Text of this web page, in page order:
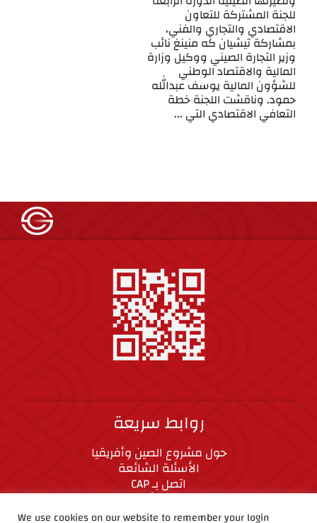
للجنة المشتركة للتعاون
الاقتصادي والتجاري والفني،
بمشاركة تيشيان كه منينغ نائب
وزير التجارة الصيني ووكيل وزارة
المالية والاقتصاد الوطني
للشؤون المالية يوسف عبدالله
حمود. وناقشت اللجنة خطة
التعافي الاقتصادي التي ...
روابط سريعة
حول مشروع الصين وأفريقيا
الأسئلة الشائعة
اتصل بـ CAP
المعايير الأخلاقية
We use cookies on our website to remember your login